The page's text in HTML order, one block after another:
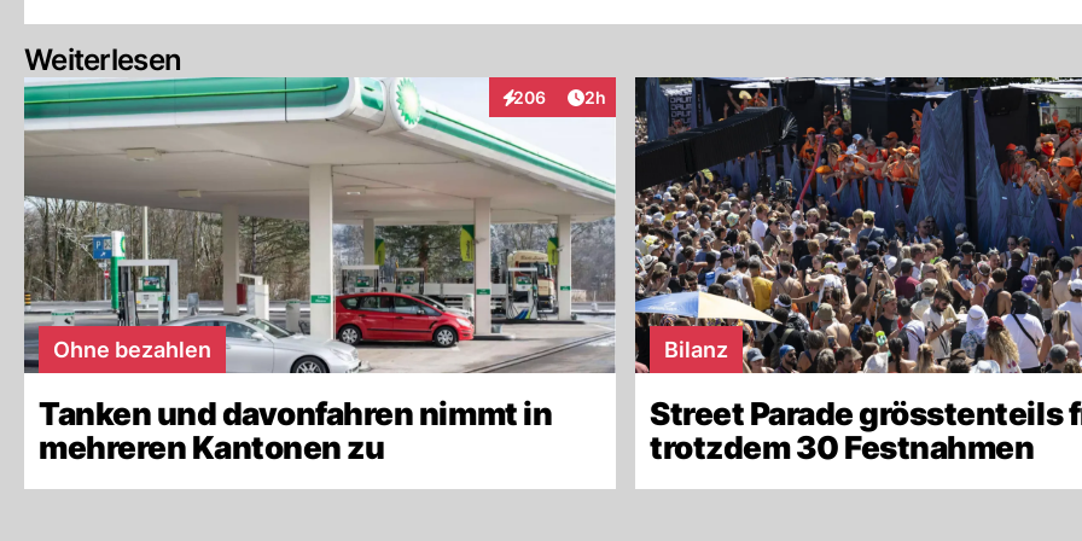
Weiterlesen
206
InteraktionenArtikel veröffentlicht:
2h
Ohne bezahlen
Tanken und davonfahren nimmt in
mehreren Kantonen zu
Bilanz
Street Parade grösstenteils
trotzdem 30 Festnahmen